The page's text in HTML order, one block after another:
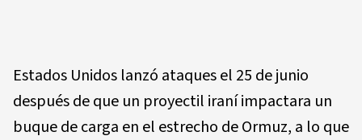
Estados Unidos lanzó ataques el 25 de junio
después de que un proyectil iraní impactara un
buque de carga en el estrecho de Ormuz, a lo que